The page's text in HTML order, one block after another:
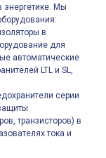
энергетике. Мы
в
для
автоматические
LTL и SL,
серии
транзисторов) в
тока и